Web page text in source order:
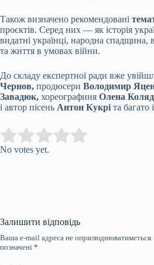
Також визначено рекомендовані
проєктів. Серед них — як історія
видатні українці, народна спадщина,
та життя в умовах війни.
До складу експертної ради вже
Чернов, продюсери Володимир
Завадюк, хореографиня Олена
і автор пісень Антон Кукрі та багато
Rate this item:
No votes yet.
Залишити відповідь
Ваша e-mail адреса не оприлюднюватиметься.
позначені *